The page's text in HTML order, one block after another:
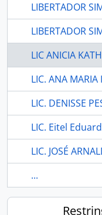
LIBERTADOR
LIBERTADOR
LIC ANICIA
LIC. ANA MARIA
LIC. DENISSE
LIC. Eitel
LIC. JOSÉ
...